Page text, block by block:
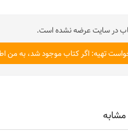
در سایت عرضه نشده است.
تهیه: اگر کتاب موجود شد، به من
مشابه